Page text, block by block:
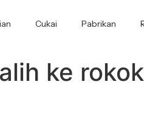
Cukai Pabrikan
ke